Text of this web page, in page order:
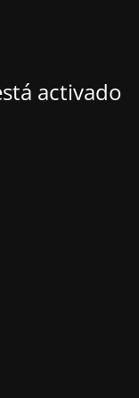
activado